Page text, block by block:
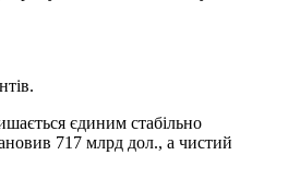
єдиним стабільно
717 млрд дол., а чистий